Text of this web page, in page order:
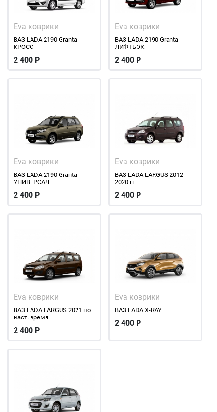
Eva коврики
ВАЗ LADA 2190 Granta
КРОСС
2 400 Р
Eva коврики
ВАЗ LADA 2190 Granta
ЛИФТБЭК
2 400 Р
Eva коврики
ВАЗ LADA 2190 Granta
УНИВЕРСАЛ
2 400 Р
Eva коврики
ВАЗ LADA LARGUS 2012-
2020 гг
2 400 Р
Eva коврики
ВАЗ LADA LARGUS 2021 по
наст. время
2 400 Р
Eva коврики
ВАЗ LADA X-RAY
2 400 Р